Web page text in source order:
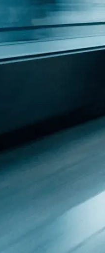
Fliegen durch den
FPV-Videos